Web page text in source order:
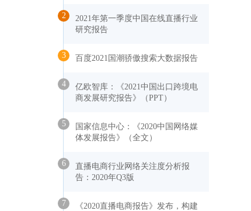
2
2021年第一季度中国在线直播行业
研究报告
3 百度2021国潮骄傲搜索大数据报告
4
亿欧智库：《2021中国出口跨境电
商发展研究报告》（PPT）
5
国家信息中心：《2020中国网络媒
体发展报告》（全文）
6
直播电商行业网络关注度分析报
告：2020年Q3版
7
《2020直播电商报告》发布，构建